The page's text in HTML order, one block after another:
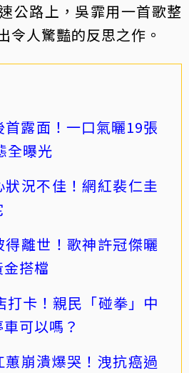
公路上，吳霏用一首歌整
令人驚豔的反思之作。
露面！一口氣曬19張
全曝光
狀況不佳！網紅裴仁圭
得離世！歌神許冠傑曬
搭檔
打卡！親民「碰拳」中
可以嗎？
蕙崩潰爆哭！洩抗癌過